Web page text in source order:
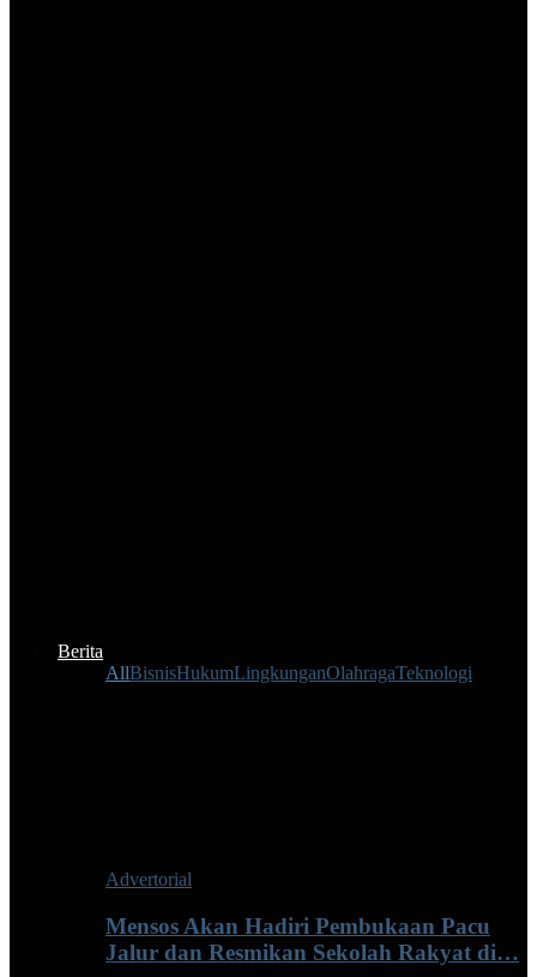
Berita
AllBisnisHukumLingkunganOlahragaTeknologi
Advertorial
Mensos Akan Hadiri Pembukaan Pacu
Jalur dan Resmikan Sekolah Rakyat di…